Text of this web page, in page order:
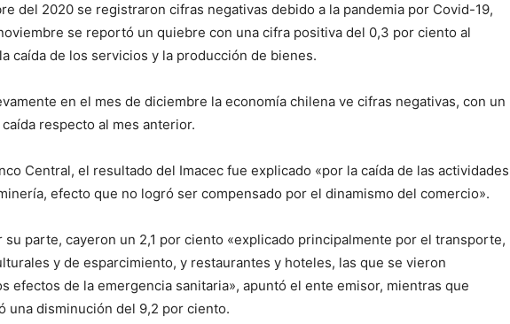
del 2020 se registraron cifras negativas debido a la pandemia por Covid-19,
se reportó un quiebre con una cifra positiva del 0,3 por ciento al
caída de los servicios y la producción de bienes.
en el mes de diciembre la economía chilena ve cifras negativas, con un
respecto al mes anterior.
Central, el resultado del Imacec fue explicado «por la caída de las actividades
efecto que no logró ser compensado por el dinamismo del comercio».
su parte, cayeron un 2,1 por ciento «explicado principalmente por el transporte,
y de esparcimiento, y restaurantes y hoteles, las que se vieron
efectos de la emergencia sanitaria», apuntó el ente emisor, mientras que
una disminución del 9,2 por ciento.